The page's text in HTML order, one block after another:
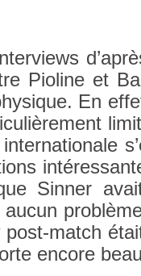
Pioline et
En
Sinn­er
post-match
en­core